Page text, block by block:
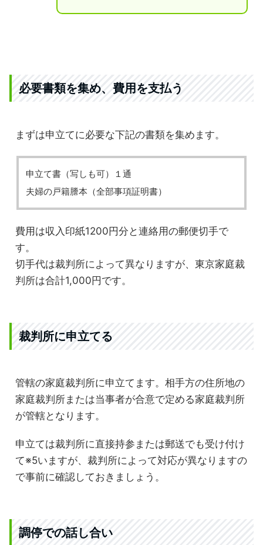
必要書類を集め、費用を支払う
まずは申立てに必要な下記の書類を集めます。
申立て書（写しも可）１通
夫婦の戸籍謄本（全部事項証明書）
費用は収入印紙1200円分と連絡用の郵便切手で
す。
切手代は裁判所によって異なりますが、東京家庭裁
判所は合計1,000円です。
裁判所に申立てる
管轄の家庭裁判所に申立てます。相手方の住所地の
家庭裁判所または当事者が合意で定める家庭裁判所
が管轄となります。
申立ては裁判所に直接持参または郵送でも受け付け
て※5いますが、裁判所によって対応が異なりますの
で事前に確認しておきましょう。
調停での話し合い